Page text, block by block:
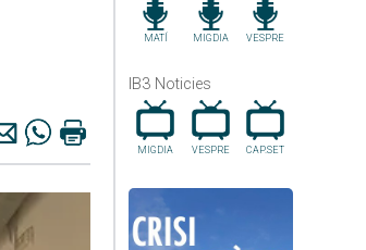
MATÍ MIGDIA VESPRE
IB3 Noticies
MIGDIA VESPRE CAP.SET